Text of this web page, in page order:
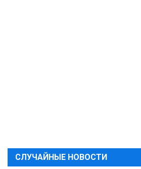
СЛУЧАЙНЫЕ НОВОСТИ